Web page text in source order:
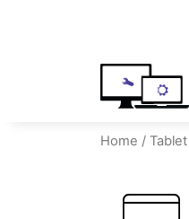
Home / Tablet